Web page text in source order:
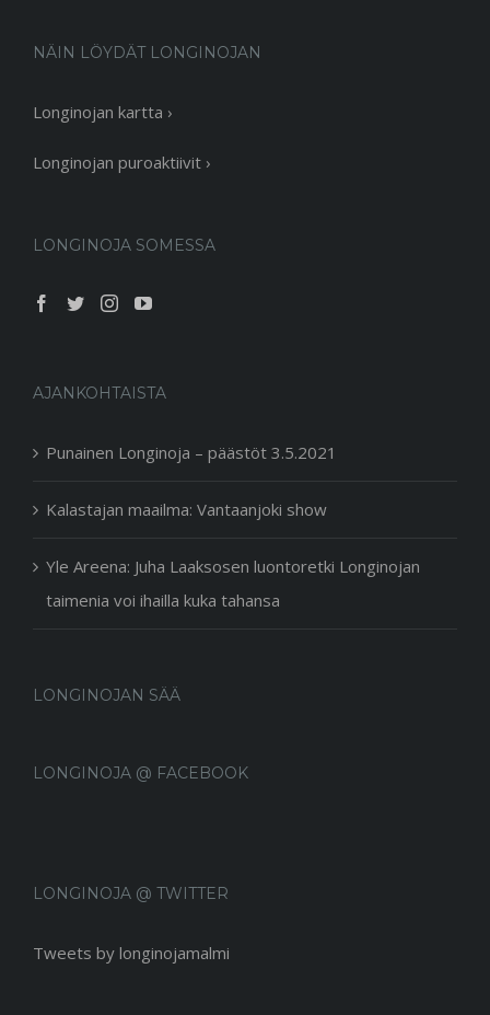
NÄIN LÖYDÄT LONGINOJAN
Longinojan kartta ›
Longinojan puroaktiivit ›
LONGINOJA SOMESSA
AJANKOHTAISTA
Punainen Longinoja – päästöt 3.5.2021
Kalastajan maailma: Vantaanjoki show
Yle Areena: Juha Laaksosen luontoretki Longinojan
taimenia voi ihailla kuka tahansa
LONGINOJAN SÄÄ
LONGINOJA @ FACEBOOK
LONGINOJA @ TWITTER
Tweets by longinojamalmi